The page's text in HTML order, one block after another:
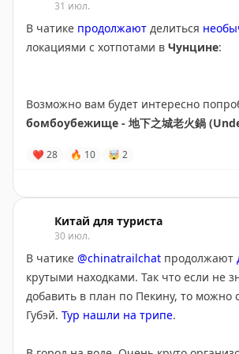
радиоуправляемый планер в виде
рамках общего светового шоу
Днем в Фэнхуане (Fenghuang Ancient
сильно меньше по сравнению с
блеклые из-за солнечных засветок и
(испарения). Лучшее время - это
ближе к закату. Но мы из-за джет
закатное время нам особенно
🖊отличная точка для наблюдения за
Фэнхуане - кафе и магазин на втором
Радужного моста
(Hongqiao Bridge).
31 июл.
В чатике продолжают делиться
локациями с хотпотами в Чунцине:
Возможно вам будет интересно
бомбоубежище - 地下之城老火鍋 (Underground City
адрес: 吉安路臨5號地下之城4號洞(近龍頭
❤ 28 🔥 10 🤯 2
Китай для туриста
30 июл.
В чатике @chinatrailchat продолжают
крутыми находками. Так что если не
добавить в план по Пекину, то можно
Губэй. Тур нашли на трипе.